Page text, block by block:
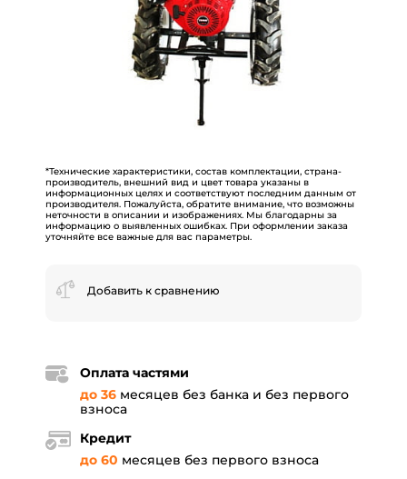
*Технические характеристики, состав комплектации, страна-
производитель, внешний вид и цвет товара указаны в
информационных целях и соответствуют последним данным от
производителя. Пожалуйста, обратите внимание, что возможны
неточности в описании и изображениях. Мы благодарны за
информацию о выявленных ошибках. При оформлении заказа
уточняйте все важные для вас параметры.
Добавить к сравнению
Оплата частями
до 36 месяцев без банка и без первого
взноса
Кредит
до 60 месяцев без первого взноса